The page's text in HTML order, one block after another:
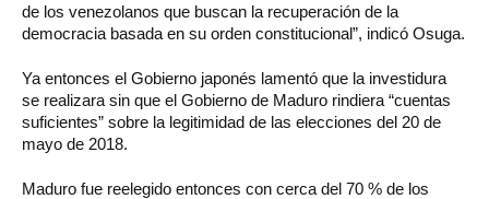
de los venezolanos que buscan la recuperación de la
democracia basada en su orden constitucional”, indicó Osuga.
Ya entonces el Gobierno japonés lamentó que la investidura
se realizara sin que el Gobierno de Maduro rindiera “cuentas
suficientes” sobre la legitimidad de las elecciones del 20 de
mayo de 2018.
Maduro fue reelegido entonces con cerca del 70 % de los